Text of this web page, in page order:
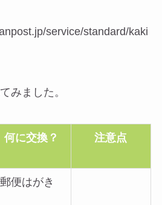
service/standard/kaki
みました。
何に交換？ 注意点
郵便はがき